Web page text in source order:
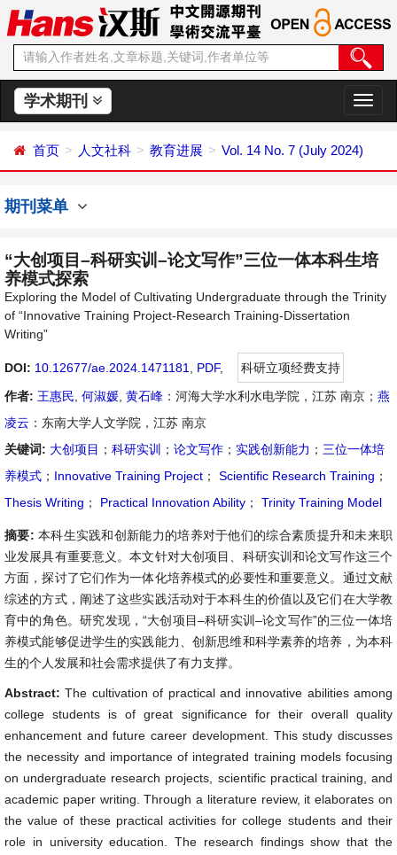
学术期刊
切
换
首页 人文社科 教育进展 Vol. 14 No. 7 (July 2024)
期刊菜单
“大创项目–科研实训–论文写作”三位一体本科生培
养模式探索
Exploring the Model of Cultivating Undergraduate through the Trinity
of “Innovative Training Project-Research Training-Dissertation
Writing”
DOI: 10.12677/ae.2024.1471181 PDF,
科研立项经费支持
作者: 王惠民 何淑媛 黄石峰 ：河海大学水利水电学院，江苏 南京； 燕
凌云 ：东南大学人文学院，江苏 南京
关键词: 大创项目 ； 科研实训 ； 论文写作 ； 实践创新能力 ； 三位一体培
养模式 ； Innovative Training Project ； Scientific Research Training ；
Thesis Writing ； Practical Innovation Ability ； Trinity Training Model
摘要: 本科生实践和创新能力的培养对于他们的综合素质提升和未来职
业发展具有重要意义。本文针对大创项目、科研实训和论文写作这三个
方面，探讨了它们作为一体化培养模式的必要性和重要意义。通过文献
综述的方式，阐述了这些实践活动对于本科生的价值以及它们在大学教
育中的角色。研究发现，“大创项目–科研实训–论文写作”的三位一体培
养模式能够促进学生的实践能力、创新思维和科学素养的培养，为本科
生的个人发展和社会需求提供了有力支撑。
Abstract:The cultivation of practical and innovative abilities among
college students is of great significance for their overall quality
enhancement and future career development. This study discusses
the necessity and importance of integrated training models focusing
on undergraduate research projects, scientific practical training, and
academic paper writing. Through a literature review, it elaborates on
the value of these practical activities for college students and their
role in university education. The research findings show that the